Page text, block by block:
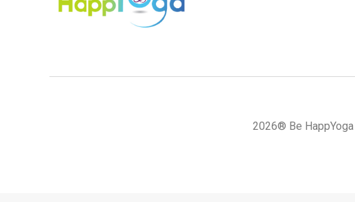
2026® Be